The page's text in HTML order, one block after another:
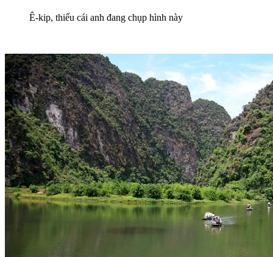
Ê-kip, thiếu cái anh đang chụp hình này